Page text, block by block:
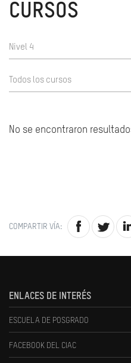
CURSOS
Nivel 4
Todos los cursos
No se encontraron
COMPARTIR VÍA:
ENLACES DE INTERÉS
ESCUELA DE POSGRADO
FACEBOOK DEL CIAC